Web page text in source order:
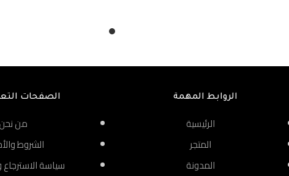
الروابط المهمة
الرئيسية
المتجر
المدونة
الصفحات
من نحن
الشروط
سياسة الاسترجاع